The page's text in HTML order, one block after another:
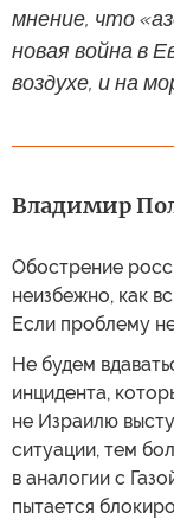
мнение, что
новая война в
воздухе, и на
Владимир
Обострение
неизбежно, как
Если проблему
Не будем
инцидента,
не Израилю
ситуации, тем
в аналогии с
пытается